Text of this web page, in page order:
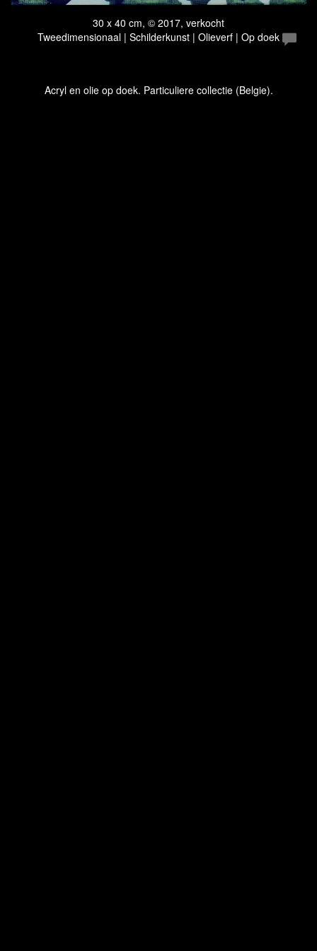
30 x 40 cm, © 2017, verkocht
Tweedimensionaal | Schilderkunst | Olieverf | Op doek
Acryl en olie op doek. Particuliere collectie (Belgie).